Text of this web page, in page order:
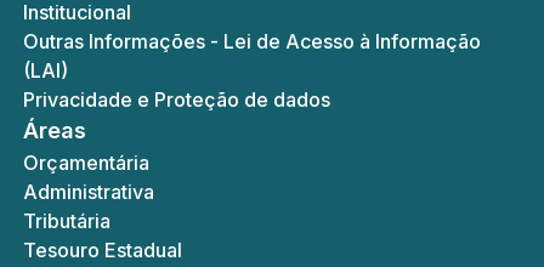
Institucional
Outras Informações - Lei de Acesso à Informação
(LAI)
Privacidade e Proteção de dados
Áreas
Orçamentária
Administrativa
Tributária
Tesouro Estadual